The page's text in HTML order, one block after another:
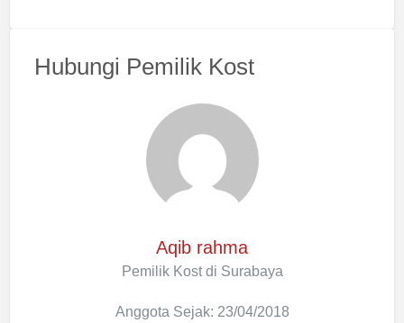
Hubungi Pemilik Kost
Aqib rahma
Pemilik Kost di Surabaya
Anggota Sejak: 23/04/2018